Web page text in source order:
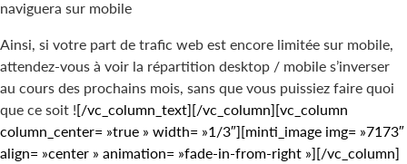
naviguera sur mobile
Ainsi, si votre part de trafic web est encore limitée sur mobile,
attendez-vous à voir la répartition desktop / mobile s’inverser
au cours des prochains mois, sans que vous puissiez faire quoi
que ce soit ![/vc_column_text][/vc_column][vc_column
column_center= »true » width= »1/3″][minti_image img= »7173″
align= »center » animation= »fade-in-from-right »][/vc_column]